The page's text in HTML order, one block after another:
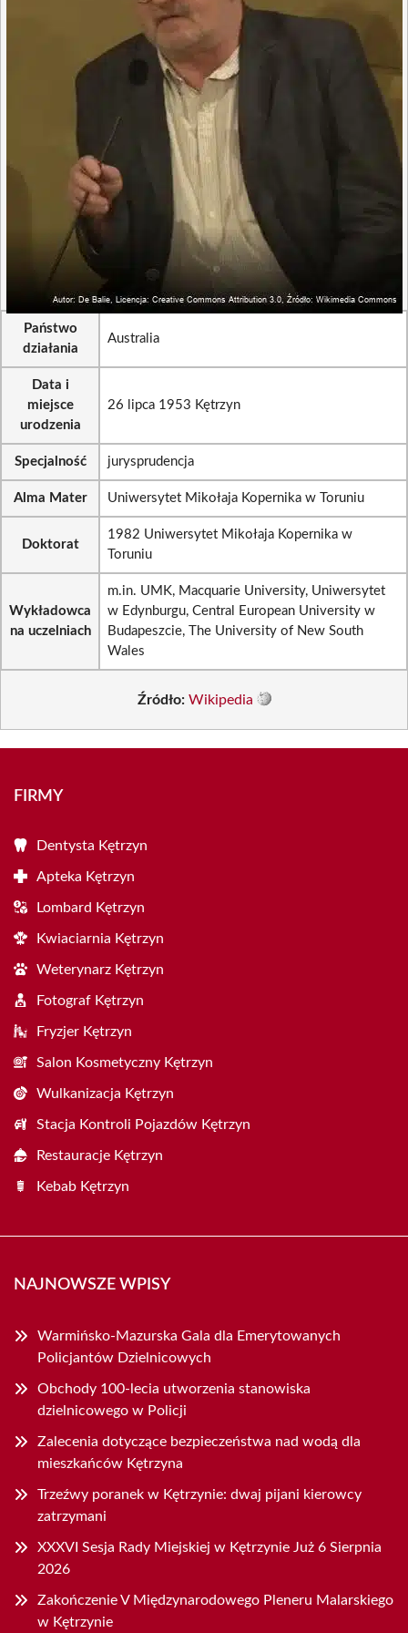
Państwo
działania
Australia
Data i
miejsce
urodzenia
26 lipca 1953 Kętrzyn
Specjalność jurysprudencja
Alma Mater Uniwersytet Mikołaja Kopernika w Toruniu
Doktorat
1982 Uniwersytet Mikołaja Kopernika w
Toruniu
Wykładowca
na uczelniach
m.in. UMK, Macquarie University, Uniwersytet
w Edynburgu, Central European University w
Budapeszcie, The University of New South
Wales
Źródło: Wikipedia
FIRMY
Dentysta Kętrzyn
Apteka Kętrzyn
Lombard Kętrzyn
Kwiaciarnia Kętrzyn
Weterynarz Kętrzyn
Fotograf Kętrzyn
Fryzjer Kętrzyn
Salon Kosmetyczny Kętrzyn
Wulkanizacja Kętrzyn
Stacja Kontroli Pojazdów Kętrzyn
Restauracje Kętrzyn
Kebab Kętrzyn
NAJNOWSZE WPISY
Warmińsko-Mazurska Gala dla Emerytowanych
Policjantów Dzielnicowych
Obchody 100-lecia utworzenia stanowiska
dzielnicowego w Policji
Zalecenia dotyczące bezpieczeństwa nad wodą dla
mieszkańców Kętrzyna
Trzeźwy poranek w Kętrzynie: dwaj pijani kierowcy
zatrzymani
XXXVI Sesja Rady Miejskiej w Kętrzynie Już 6 Sierpnia
2026
Zakończenie V Międzynarodowego Pleneru Malarskiego
w Kętrzynie